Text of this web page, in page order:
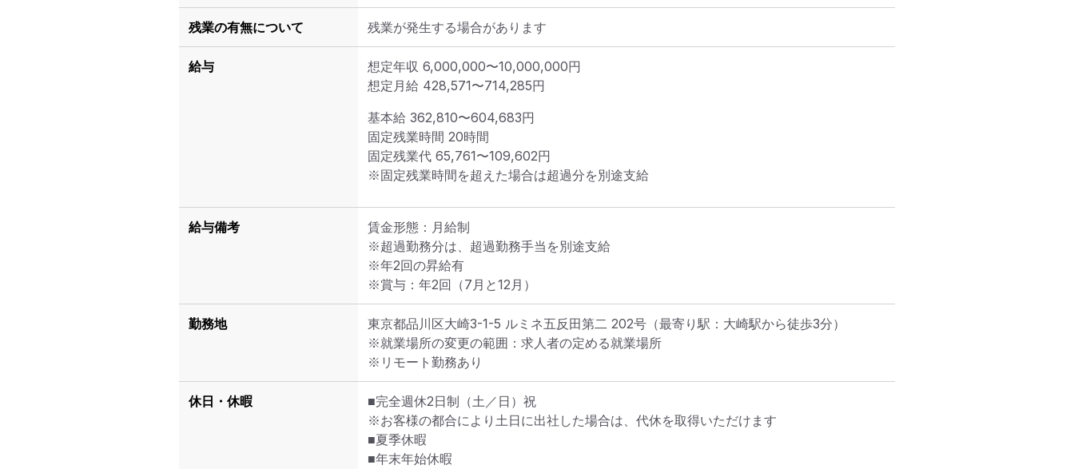
残業の有無について 残業が発生する場合があります
給与 想定年収 6,000,000〜10,000,000円
想定月給 428,571〜714,285円
基本給 362,810〜604,683円
固定残業時間 20時間
固定残業代 65,761〜109,602円
※固定残業時間を超えた場合は超過分を別途支給
給与備考
賃金形態：月給制
※超過勤務分は、超過勤務手当を別途支給
※年2回の昇給有
※賞与：年2回（7月と12月）
勤務地 東京都品川区大崎3-1-5 ルミネ五反田第二 202号 （最寄り駅：大崎駅から徒歩3分）
※就業場所の変更の範囲：求人者の定める就業場所
※リモート勤務あり
休日・休暇
■完全週休2日制（土／日）祝
※お客様の都合により土日に出社した場合は、代休を取得いただけます
■夏季休暇
■年末年始休暇